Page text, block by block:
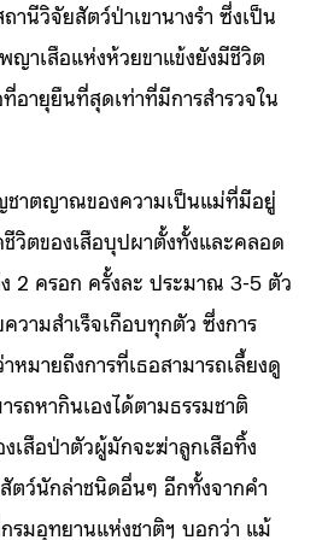
านีวิจัยสัตว์ป่าเขานางรำ ซึ่งเป็น
ญาเสือแห่งห้วยขาแข้งยังมีชีวิต
อายุยืนที่สุดเท่าที่มีการสำรวจใน
าตญาณของความเป็นแม่ที่มีอยู่
วิตของเสือบุปผาตั้งทั้งและคลอด
2 ครอก ครั้งละ ประมาณ 3-5 ตัว
วามสำเร็จเกือบทุกตัว ซึ่งการ
หมายถึงการที่เธอสามารถเลี้ยงดู
รถหากินเองได้ตามธรรมชาติ
เสือป่าตัวผู้มักจะฆ่าลูกเสือทิ้ง
ตว์นักล่าชนิดอื่นๆ อีกทั้งจากคำ
รมอุทยานแห่งชาติฯ บอกว่า แม้